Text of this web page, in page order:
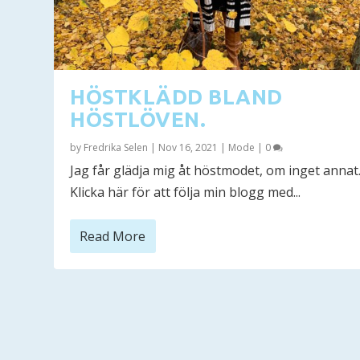
HÖSTKLÄDD BLAND
HÖSTLÖVEN.
by Fredrika Selen Nov 16, 2021 Mode 0
Jag får glädja mig åt höstmodet, om inget
Klicka här för att följa min blogg med...
Read More